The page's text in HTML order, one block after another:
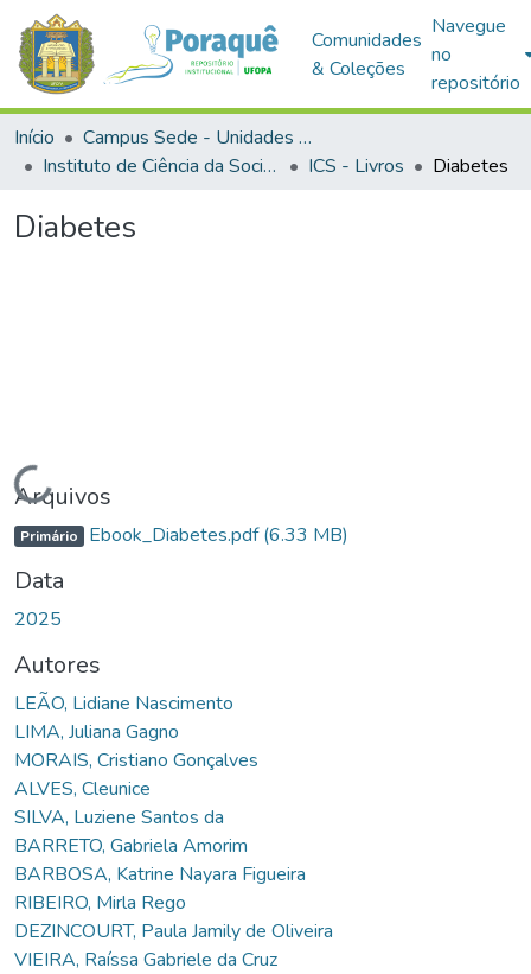
Comunidades
& Coleções
Navegue
no
repositório
Início
Campus Sede - Unidades Acadêmicas
Instituto de Ciência da Sociedade
ICS - Livros Diabetes
Diabetes
Carregando...
Arquivos
Primário Ebook_Diabetes.pdf(6.33 MB)
Data
2025
Autores
LEÃO, Lidiane Nascimento
LIMA, Juliana Gagno
MORAIS, Cristiano Gonçalves
ALVES, Cleunice
SILVA, Luziene Santos da
BARRETO, Gabriela Amorim
BARBOSA, Katrine Nayara Figueira
RIBEIRO, Mirla Rego
DEZINCOURT, Paula Jamily de Oliveira
VIEIRA, Raíssa Gabriele da Cruz